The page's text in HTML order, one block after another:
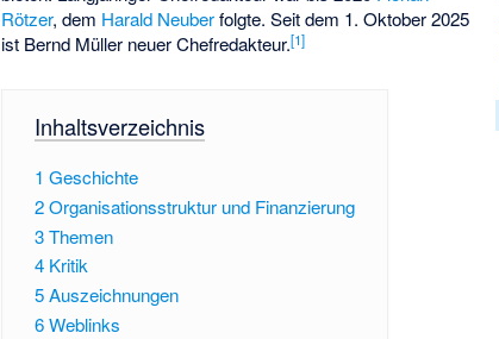
Rötzer, dem Harald Neuberfolgte. Seit dem 1. Oktober 2025
ist Bernd Müller neuer Chefredakteur.[1]
Inhaltsverzeichnis
1 Geschichte
2Organisationsstruktur und Finanzierung
3Themen
4 Kritik
5Auszeichnungen
6Weblinks